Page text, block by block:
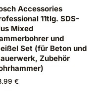
Accessories
11tlg. SDS-
Mixed
und
Set (für Beton und
Zubehör
€